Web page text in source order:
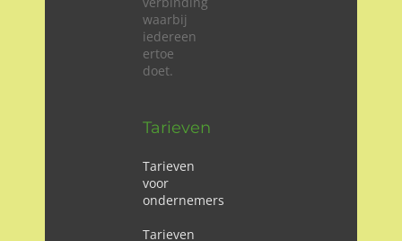
waarbij
iedereen
ertoe
doet.
Tarieven
Tarieven
voor
ondernemers
Tarieven